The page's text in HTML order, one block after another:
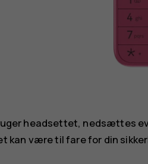
headsettet, nedsættes
kan være til fare for din